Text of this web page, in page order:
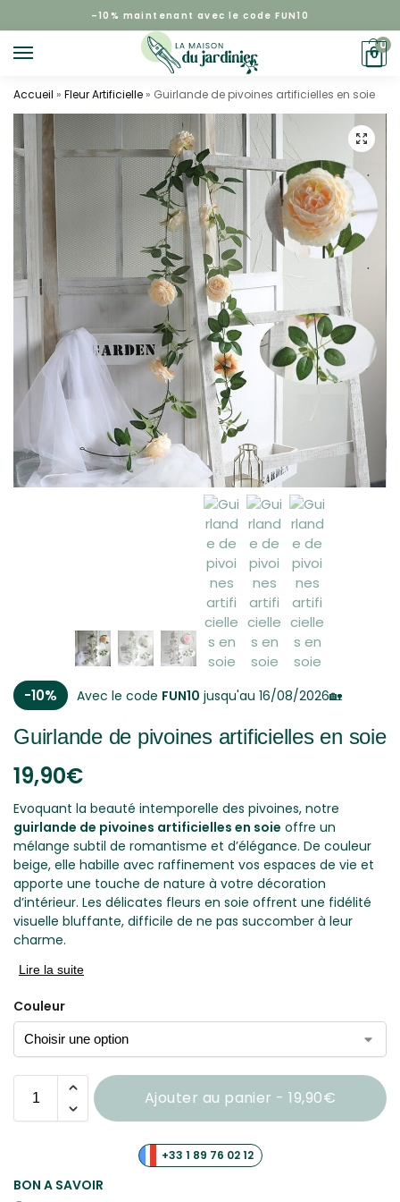
–10% maintenant avec le code FUN10
0
0
Accueil » Fleur Artificielle » Guirlande de pivoines artificielles en soie
-10% Avec le code FUN10 jusqu'au 16/08/2026🏡
Guirlande de pivoines artificielles en soie
19,90€
Evoquant la beauté intemporelle des pivoines, notre
guirlande de pivoines artificielles en soie offre un
mélange subtil de romantisme et d’élégance. De couleur
beige, elle habille avec raffinement vos espaces de vie et
apporte une touche de nature à votre décoration
d’intérieur. Les délicates fleurs en soie offrent une fidélité
visuelle bluffante, difficile de ne pas succomber à leur
charme.
Lire la suite
Couleur
Ajouter au panier - 19,90€
+33 1 89 76 02 12
BON A SAVOIR